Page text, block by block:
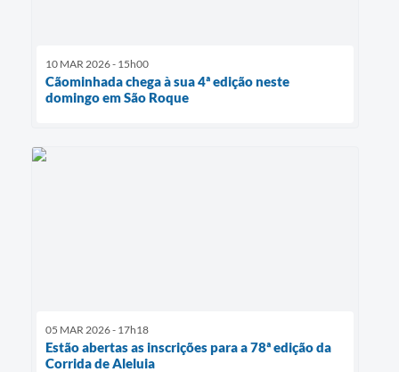
10 MAR 2026 - 15h00
Cãominhada chega à sua 4ª edição neste
domingo em São Roque
05 MAR 2026 - 17h18
Estão abertas as inscrições para a 78ª edição da
Corrida de Aleluia